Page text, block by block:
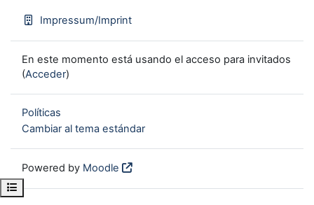
Open course index
Impressum/Imprint
En este momento está usando el acceso para invitados
(Acceder)
Políticas
Cambiar al tema estándar
Powered by Moodle